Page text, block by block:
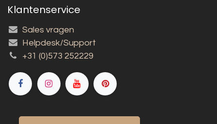
Klantenservice
Sales vragen
Helpdesk/Support
+31 (0)573 252229